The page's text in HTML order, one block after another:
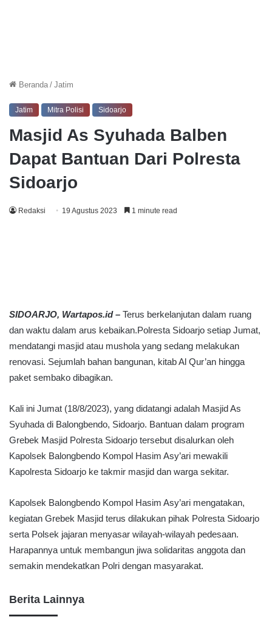
Beranda / Jatim
Jatim Mitra Polisi Sidoarjo
Masjid As Syuhada Balben
Dapat Bantuan Dari Polresta
Sidoarjo
Redaksi 19 Agustus 2023 1 minute read
SIDOARJO, Wartapos.id – Terus berkelanjutan dalam ruang
dan waktu dalam arus kebaikan.Polresta Sidoarjo setiap Jumat,
mendatangi masjid atau mushola yang sedang melakukan
renovasi. Sejumlah bahan bangunan, kitab Al Qur’an hingga
paket sembako dibagikan.
Kali ini Jumat (18/8/2023), yang didatangi adalah Masjid As
Syuhada di Balongbendo, Sidoarjo. Bantuan dalam program
Grebek Masjid Polresta Sidoarjo tersebut disalurkan oleh
Kapolsek Balongbendo Kompol Hasim Asy’ari mewakili
Kapolresta Sidoarjo ke takmir masjid dan warga sekitar.
Kapolsek Balongbendo Kompol Hasim Asy’ari mengatakan,
kegiatan Grebek Masjid terus dilakukan pihak Polresta Sidoarjo
serta Polsek jajaran menyasar wilayah-wilayah pedesaan.
Harapannya untuk membangun jiwa solidaritas anggota dan
semakin mendekatkan Polri dengan masyarakat.
Berita Lainnya